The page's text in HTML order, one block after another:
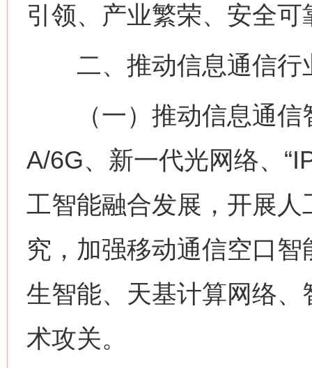
引领、产业繁荣、安全
二、推动信息通信行
（一）推动信息通信
A/6G、新一代光网络、
工智能融合发展，开展
究，加强移动通信空口
生智能、天基计算网络
术攻关。